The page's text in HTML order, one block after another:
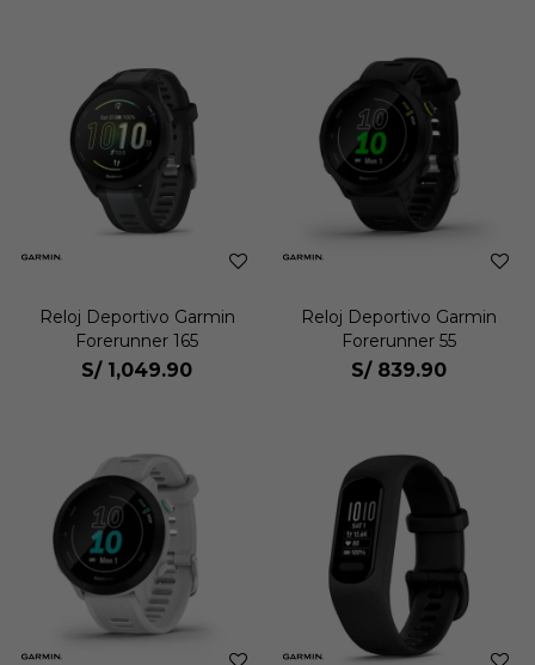
Reloj Deportivo Garmin
Forerunner 165
S/ 1,049.90
Reloj Deportivo Garmin
Forerunner 55
S/ 839.90